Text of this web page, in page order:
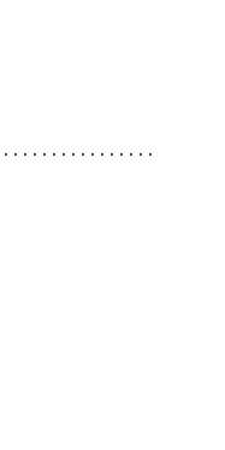
. . . . . . . . . . . . . . .